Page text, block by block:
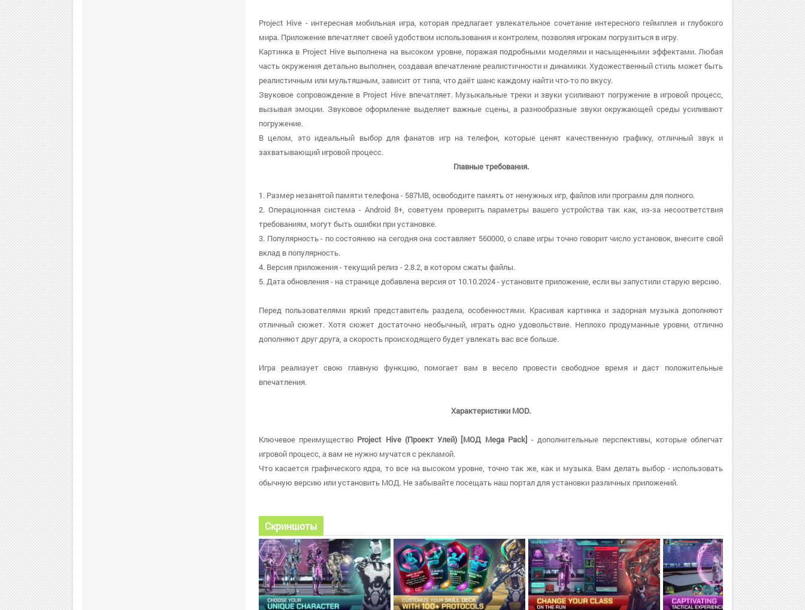
Project Hive - интересная мобильная игра, которая предлагает увлекательное сочетание интересного геймплея и глубокого
мира. Приложение впечатляет своей удобством использования и контролем, позволяя игрокам погрузиться в игру.
Картинка в Project Hive выполнена на высоком уровне, поражая подробными моделями и насыщенными эффектами. Любая
часть окружения детально выполнен, создавая впечатление реалистичности и динамики. Художественный стиль может быть
реалистичным или мультяшным, зависит от типа, что даёт шанс каждому найти что-то по вкусу.
Звуковое сопровождение в Project Hive впечатляет. Музыкальные треки и звуки усиливают погружение в игровой процесс,
вызывая эмоции. Звуковое оформление выделяет важные сцены, а разнообразные звуки окружающей среды усиливают
погружение.
В целом, это идеальный выбор для фанатов игр на телефон, которые ценят качественную графику, отличный звук и
захватывающий игровой процесс.
Главные требования.
1. Размер незанятой памяти телефона - 587MB, освободите память от ненужных игр, файлов или программ для полного.
2. Операционная система - Android 8+, советуем проверить параметры вашего устройства так как, из-за несоответствия
требованиям, могут быть ошибки при установке.
3. Популярность - по состоянию на сегодня она составляет 560000, о cлаве игры точно говорит число установок, внесите свой
вклад в популярность.
4. Версия приложения - текущий релиз - 2.8.2, в котором сжаты файлы.
5. Дата обновления - на странице добавлена версия от 10.10.2024 - установите приложение, если вы запустили старую версию.
Перед пользователями яркий представитель раздела, особенностями. Красивая картинка и задорная музыка дополняют
отличный сюжет. Хотя сюжет достаточно необычный, играть одно удовольствие. Неплохо продуманные уровни, отлично
дополняют друг друга, а скорость происходящего будет увлекать вас все больше.
Игра реализует свою главную функцию, помогает вам в весело провести свободное время и даст положительные
впечатления.
Характеристики MOD.
Ключевое преимущество Project Hive (Проект Улей) [МОД Mega Pack] - дополнительные перспективы, которые облегчат
игровой процесс, а вам не нужно мучатся с рекламой.
Что касается графического ядра, то все на высоком уровне, точно так же, как и музыка. Вам делать выбор - использовать
обычную версию или установить МОД. Не забывайте посещать наш портал для установки различных приложений.
Скриншоты